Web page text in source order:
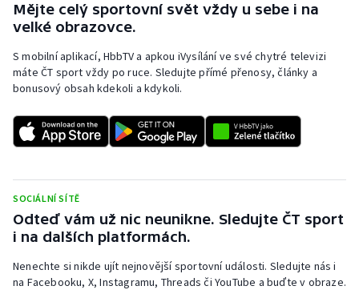
Rychlobruslení
Rychlostní kanoistika
Short track
Sportovní střelba
Triatlon
Vodní slalom
Mějte celý sportovní svět vždy u sebe i na
velké obrazovce.
S mobilní aplikací, HbbTV a apkou iVysílání ve své chytré televizi
máte ČT sport vždy po ruce. Sledujte přímé přenosy, články a
bonusový obsah kdekoli a kdykoli.
SOCIÁLNÍ SÍTĚ
Odteď vám už nic neunikne. Sledujte ČT sport
i na dalších platformách.
Nenechte si nikde ujít nejnovější sportovní události. Sledujte nás i
na Facebooku, X, Instagramu, Threads či YouTube a buďte v obraze.